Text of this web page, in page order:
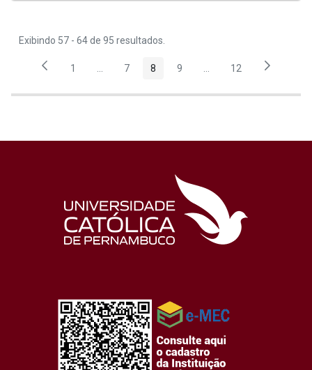
Exibindo 57 - 64 de 95 resultados.
Página
1 ...Páginas intermediárias Usar ABA para navegar.
Página
7 Página
8 Página
9 ...Páginas intermediárias
Página
12